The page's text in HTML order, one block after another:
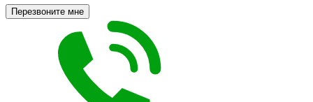
Перезвоните мне